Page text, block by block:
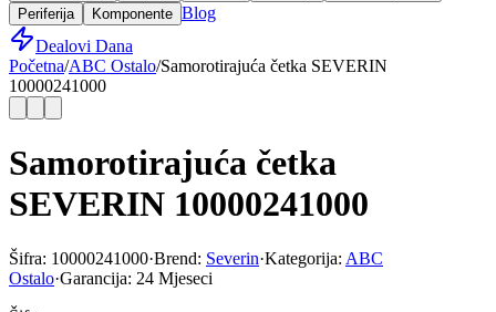
Periferija
Komponente Blog
Dealovi Dana
Početna/ABC Ostalo/Samorotirajuća četka SEVERIN
10000241000
Samorotirajuća četka
SEVERIN 10000241000
Šifra: 10000241000·Brend: Severin·Kategorija: ABC
Ostalo·Garancija: 24 Mjeseci